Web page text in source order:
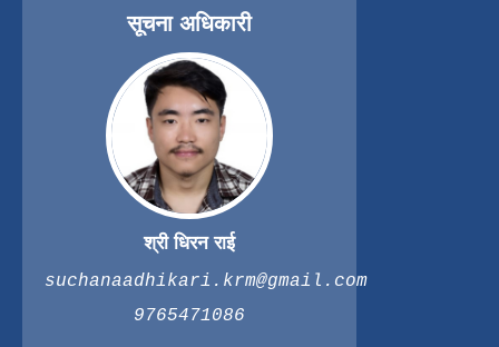
सूचना अधिकारी
श्री धिरन राई
suchanaadhikari.krm@gmail.com
9765471086